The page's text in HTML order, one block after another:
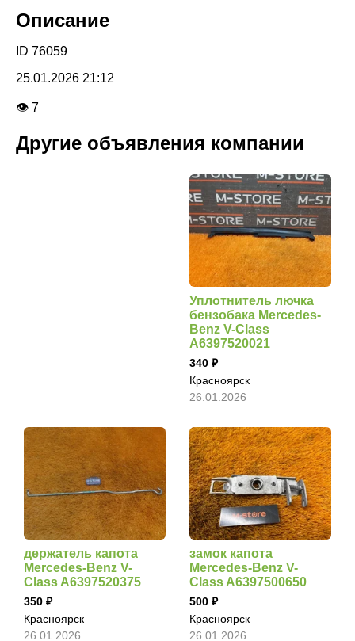
Описание
ID 76059
25.01.2026 21:12
👁 7
Другие объявления компании
Уплотнитель лючка
бензобака Mercedes-
Benz V-Class
A6397520021
340
Красноярск
26.01.2026
держатель капота
Mercedes-Benz V-
Class A6397520375
350
Красноярск
26.01.2026
замок капота
Mercedes-Benz V-
Class A6397500650
500
Красноярск
26.01.2026